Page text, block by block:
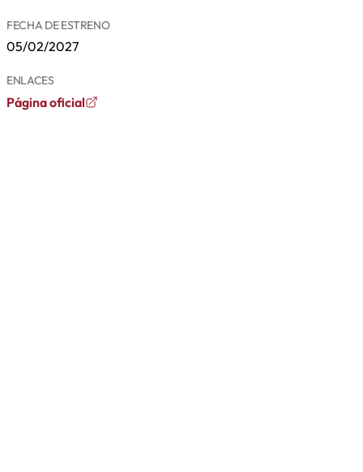
FECHA DE ESTRENO
05/02/2027
ENLACES
Página oficial